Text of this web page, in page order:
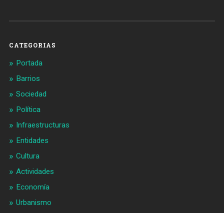
CATEGORIAS
Portada
Barrios
Sociedad
Política
Infraestructuras
Entidades
Cultura
Actividades
Economía
Urbanismo